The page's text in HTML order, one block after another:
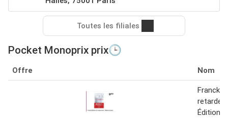
Toutes les filiales
Pocket Monoprix prix🕒
Offre Nom
Franck
Éditions